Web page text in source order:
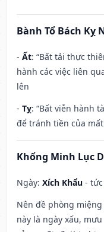
Bành Tổ Bách Kỵ
- Ất: “Bất tải thực
hành các việc liên
lên
- Tỵ: “Bất viễn hành
để tránh tiền của
Khổng Minh Lục
Ngày: Xích Khẩu -
Nên đề phòng
này là ngày xấu,